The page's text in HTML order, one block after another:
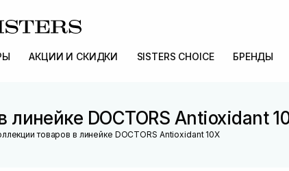
АКЦИИ И СКИДКИ SISTERS CHOICE БРЕНДЫ
линейке DOCTORS Antioxidant
товаров в линейке DOCTORS Antioxidant 10X